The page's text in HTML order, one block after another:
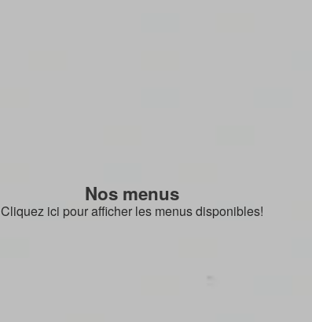
Nos menus
Cliquez ici pour afficher les menus disponibles!